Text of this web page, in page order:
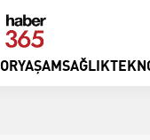
YAŞAMSAĞLIK